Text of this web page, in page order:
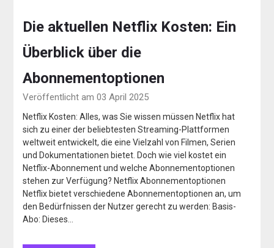
Die aktuellen Netflix Kosten: Ein
Überblick über die
Abonnementoptionen
Veröffentlicht am 03 April 2025
Netflix Kosten: Alles, was Sie wissen müssen Netflix hat
sich zu einer der beliebtesten Streaming-Plattformen
weltweit entwickelt, die eine Vielzahl von Filmen, Serien
und Dokumentationen bietet. Doch wie viel kostet ein
Netflix-Abonnement und welche Abonnementoptionen
stehen zur Verfügung? Netflix Abonnementoptionen
Netflix bietet verschiedene Abonnementoptionen an, um
den Bedürfnissen der Nutzer gerecht zu werden: Basis-
Abo: Dieses…